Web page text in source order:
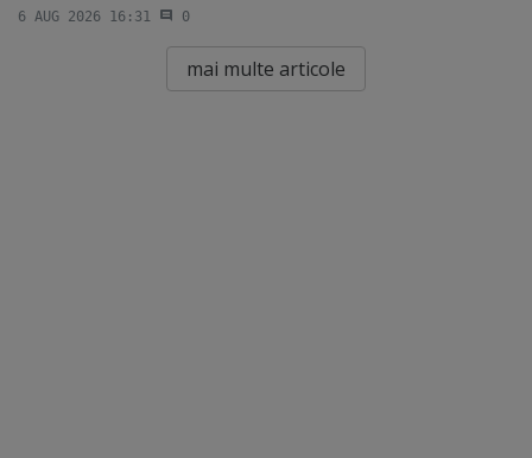
6 AUG 2026 16:31 0
mai multe articole